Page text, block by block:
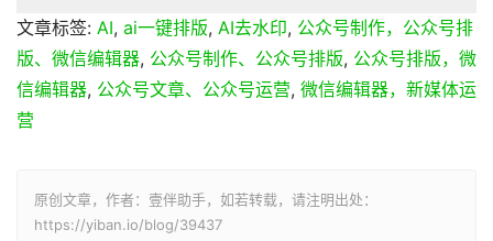
文章标签: AI, ai一键排版, AI去水印, 公众号制作，公众号排
版、微信编辑器, 公众号制作、公众号排版, 公众号排版，微
信编辑器, 公众号文章、公众号运营, 微信编辑器，新媒体运
营
原创文章，作者：壹伴助手，如若转载，请注明出处：
https://yiban.io/blog/39437